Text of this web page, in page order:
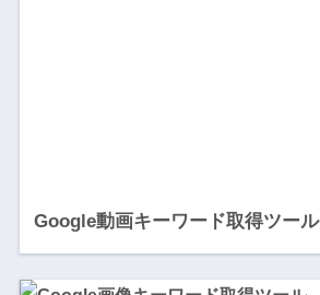
Google動画キーワード取得ツール